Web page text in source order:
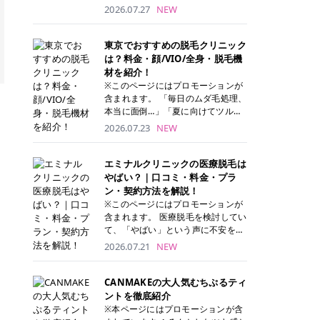
ナーパッド」は、化粧水や美容液を
トナーパッドは洗顔後に肌をやさし
く拭き取ることで、古い角質や余分
な皮脂汚れをオフしながら、うるお
いを与えられるのが特徴✨ さらに、
気になる部分には数分のせて部分用
パックとしても使用できるため、1
両方を叶えられます。 韓国コスメブ
ランドを中心に人気を集めていまし
たが、現在では日本でも定番のスキ
ンケアアイテムとして幅広い世代に
愛用されています。 トナーパッドの
特徴 トナーパッドと拭き取り化粧水
の違い 「トナーパッド」と「拭き取
り化粧水」はどちらも洗顔後に使用
するスキンケアアイテムですが、使
い方や特徴に違いがあります。 トナ
ーパッドは、化粧水があらかじめパ
ッドに含まれているため、コットン
を用意する手間がなく、忙しい朝で
もサッと使えるのが魅力です。 ま
た、保湿成分を豊富に配合した商品
2026.07.27 NEW
東京でおすすめの脱毛クリニック
は？料金・顔/VIO/全身・脱毛機
材を紹介！
※このページにはプロモーションが
含まれます。 「毎日のムダ毛処理、
本当に面倒…」「夏に向けてツルツ
ル肌になりたい！」 そう思って東京
べばいいの？と迷ってしまいますよ
ね。 この記事では、医療脱毛の基本
から、東京で特に通いやすいフレイ
アクリニック・レジーナクリニッ
ク・エミナルクリニック・リゼクリ
ニックの4院について、分かりやす
リニックを見つけて、面倒な自己処
理から卒業しちゃいましょう♪ クリ
ニック 全身＋VIO 全身＋VIO＋顔 特
徴 脱毛器 詳細 フレイアクリニック
52,800円(税込)/5回 94,600円(税
込)/5回 肌への負担に配慮しなが
2026.07.23 NEW
エミナルクリニックの医療脱毛は
やばい？｜口コミ・料金・プラ
ン・契約方法を解説！
※このページにはプロモーションが
含まれます。 医療脱毛を検討してい
て、「やばい」という声に不安を抱
える方も多いのではないでしょう
体系をはじめ、学生や友人同士でお
得になる割引キャンペーン、無料カ
ウンセリングから施術までの具体的
2026.07.21 NEW
CANMAKEの大人気むちぷるティ
ントを徹底紹介
※本ページにはプロモーションが含